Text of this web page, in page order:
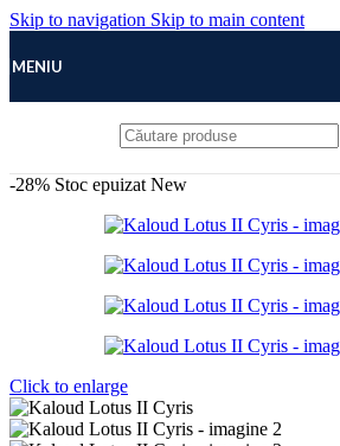
Skip to navigation Skip to main content
MENIU
-28% Stoc epuizat New
Click to enlarge